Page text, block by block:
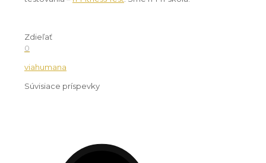
Zdieľať
0
viahumana
Súvisiace príspevky